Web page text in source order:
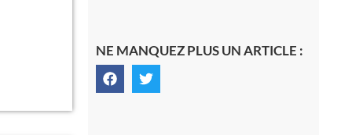
NE MANQUEZ PLUS UN ARTICLE :